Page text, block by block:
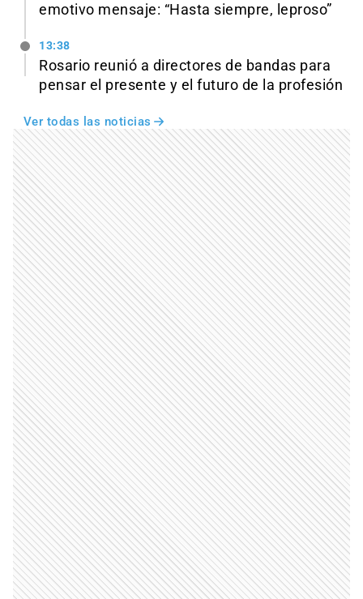
emotivo mensaje: “Hasta siempre, leproso”
13:38
Rosario reunió a directores de bandas para
pensar el presente y el futuro de la profesión
Ver todas las noticias